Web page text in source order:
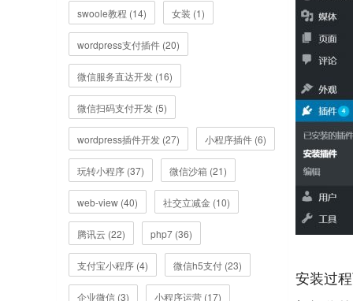
swoole教程 (14) 女装 (1)
wordpress支付插件 (20)
微信服务直达开发 (16)
微信扫码支付开发 (5)
wordpress插件开发 (27) 小程序插件 (6)
玩转小程序 (37) 微信沙箱 (21)
web-view (40) 社交立减金 (10)
腾讯云 (22) php7 (36)
支付宝小程序 (4) 微信h5支付 (23)
企业微信 (3) 小程序运营 (17)
安装过